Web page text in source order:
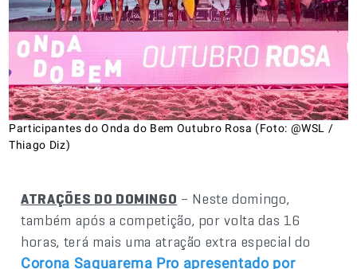
Participantes do Onda do Bem Outubro Rosa (Foto: @WSL /
Thiago Diz)
ATRAÇÕES DO DOMINGO – Neste domingo,
também após a competição, por volta das 16
horas, terá mais uma atração extra especial do
Corona Saquarema Pro apresentado por